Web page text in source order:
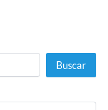
Buscar